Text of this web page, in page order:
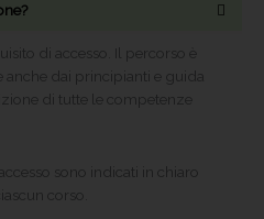
di accesso. Il percorso è
anche dai principianti e guida
di tutte le competenze
sono indicati in chiaro
corso.